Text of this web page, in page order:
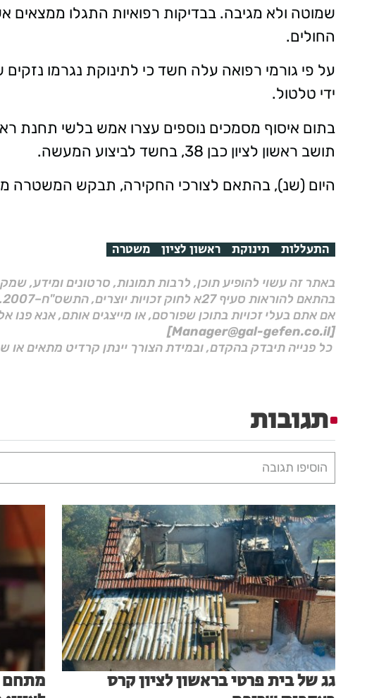
שמוטה ולא מגיבה. בבדיקות רפואיות התגלו ממצאים
החולים.
על פי גורמי רפואה עלה חשד כי לתינוקת נגרמו נזקים
ידי טלטול.
בתום איסוף מסמכים נוספים עצרו אמש בלשי תחנת
תושב ראשון לציון כבן 38, בחשד לביצוע המעשה.
היום (שנ), בהתאם לצורכי החקירה, תבקש המשטרה
התעללות תינוקת ראשון לציון משטרה
באתר זה עשוי להופיע תוכן, לרבות תמונות, סרטונים ומידע,
בהתאם להוראות סעיף 27א לחוק זכויות יוצרים, התשס"ח–2007.
אם אתם בעלי זכויות בתוכן שפורסם, או מייצגים אותם, אנא פנו
[Manager@gal-gefen.co.il]
כל פנייה תיבדק בהקדם, ובמידת הצורך יינתן קרדיט מתאים או
תגובות
הוסיפו תגובה
גג של בית פרטי בראשון לציון קרס
מתחם